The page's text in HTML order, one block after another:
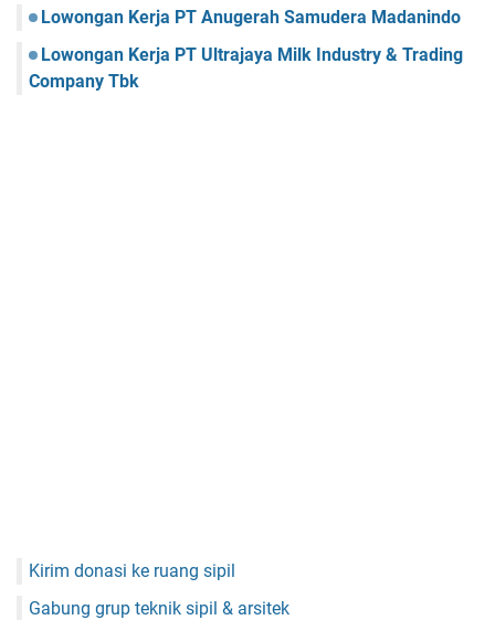
Lowongan Kerja PT Anugerah Samudera Madanindo
Lowongan Kerja PT Ultrajaya Milk Industry & Trading
Company Tbk
Kirim donasi ke ruang sipil
Gabung grup teknik sipil & arsitek